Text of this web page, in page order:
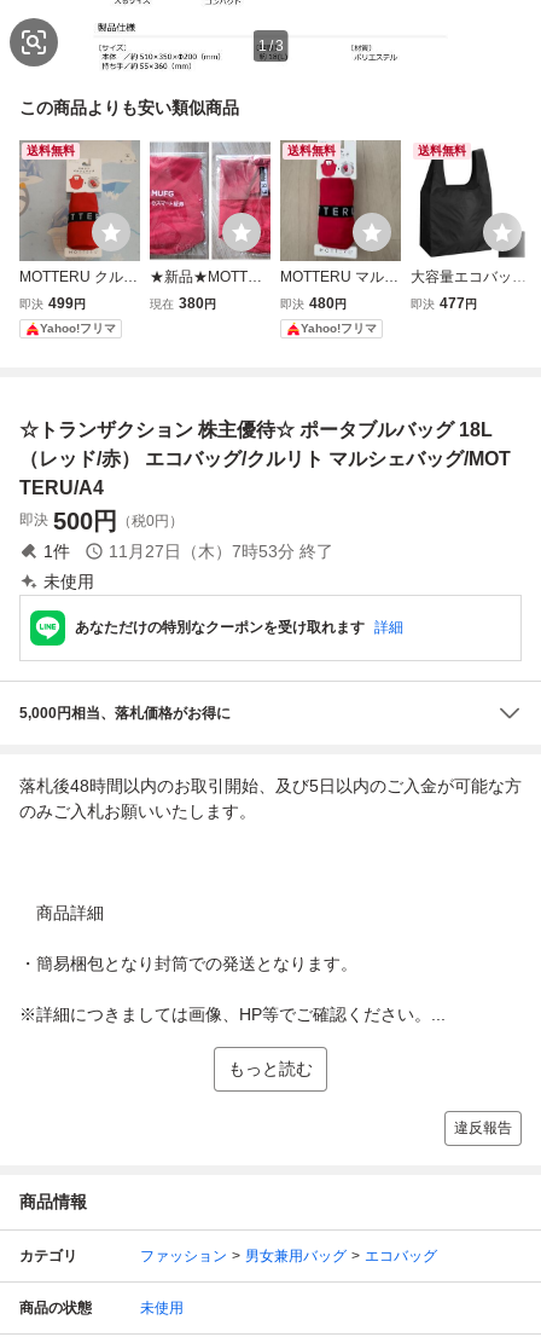
1/3
この商品よりも安い類似商品
送料無料
MOTTERU クルリ
ト マルシェバッグ
レッド エコバッグ
即決 499円
Yahoo!フリマ
★新品★MOTTER
U★トレードワー
い赤レッド
現在 380円
送料無料
MOTTERU マルシ
ェバッグ
即決 480円
Yahoo!フリマ
送料無料
大容量エコバッグ
エコバッグ 折畳み
グバッ;8588;
即決 477円
☆トランザクション 株主優待☆ ポータブルバッグ 18L
（レッド/赤） エコバッグ/クルリト マルシェバッグ/MOT
TERU/A4
即決 500円 （税0円）
1件 11月27日（木）7時53分 終了
未使用
あなただけの特別なクーポンを受け取れます 詳細
5,000円相当、落札価格がお得に
落札後48時間以内のお取引開始、及び5日以内のご入金が可能な方
のみご入札お願いいたします。
商品詳細
・簡易梱包となり封筒での発送となります。
※詳細につきましては画像、HP等でご確認ください。...
もっと読む
違反報告
商品情報
カテゴリ ファッション 男女兼用バッグ エコバッグ
商品の状態 未使用